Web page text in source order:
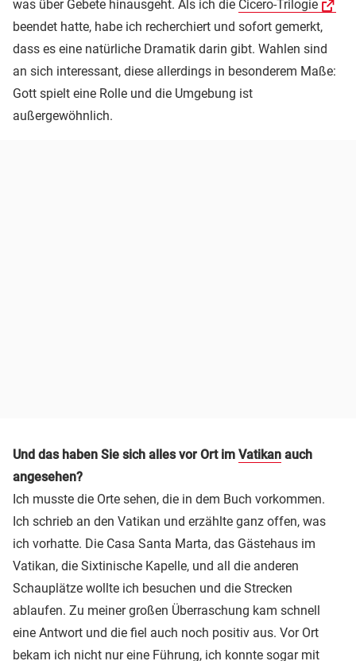
was über Gebete hinausgeht. Als ich die Cicero-Trilogie
beendet hatte, habe ich recherchiert und sofort gemerkt,
dass es eine natürliche Dramatik darin gibt. Wahlen sind
an sich interessant, diese allerdings in besonderem Maße:
Gott spielt eine Rolle und die Umgebung ist
außergewöhnlich.
Und das haben Sie sich alles vor Ort im Vatikan auch
angesehen?
Ich musste die Orte sehen, die in dem Buch vorkommen.
Ich schrieb an den Vatikan und erzählte ganz offen, was
ich vorhatte. Die Casa Santa Marta, das Gästehaus im
Vatikan, die Sixtinische Kapelle, und all die anderen
Schauplätze wollte ich besuchen und die Strecken
ablaufen. Zu meiner großen Überraschung kam schnell
eine Antwort und die fiel auch noch positiv aus. Vor Ort
bekam ich nicht nur eine Führung, ich konnte sogar mit